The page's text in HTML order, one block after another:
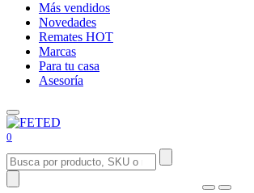
Más vendidos
Novedades
Remates HOT
Marcas
Para tu casa
Asesoría
0